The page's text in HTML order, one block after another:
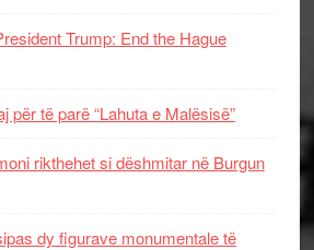
Trump: End the Hague
për të parë “Lahuta e Malësisë”
rikthehet si dëshmitar në Burgun
dy figurave monumentale të